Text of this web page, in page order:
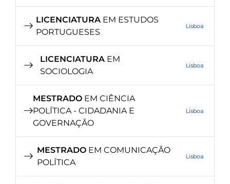
LICENCIATURA EM ESTUDOS
PORTUGUESES
Lisboa
LICENCIATURA EM
SOCIOLOGIA
Lisboa
MESTRADO EM CIÊNCIA
POLÍTICA - CIDADANIA E
GOVERNAÇÃO
Lisboa
MESTRADO EM COMUNICAÇÃO
POLÍTICA
Lisboa